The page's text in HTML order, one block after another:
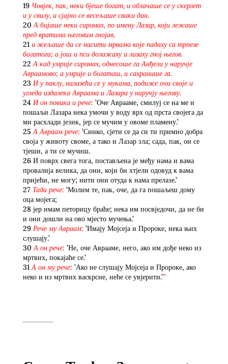
19 Човјек, пак, неки бјеше богат, и облачаше се у скерлет
и у свилу, и сјајно се весељаше сваки дан.
20А бијаше неки сиромах, по имену Лазар, који лежаше
пред вратима његовим гнојав,
21 и жељаше да се насити мрвама које падаху са трпезе
богатога; а још и пси долажаху и лизаху гној његов.
22А кад умрије сиромах, однесоше га Анђели у наручје
Авраамово; а умрије и богаташ, и сахранише га.
23 И у паклу, налазећи се у мукама, подиже очи своје и
угледа издалека Авраама и Лазара у наручју његову.
24 И он повика и рече: ’Оче Аврааме, смилуј се на ме и
пошаљи Лазара нека умочи у воду врх од прста својега да
ми расхлади језик, јер се мучим у овоме пламену.’
25А Авраам рече: ’Синко, сјети се да си ти примио добра
своја у животу своме, а тако и Лазар зла; сада, пак, он се
тјеши, а ти се мучиш.
26 И поврх свега тога, постављена је међу нама и вама
провалија велика, да они, који би хтјели одовуд к вама
пријећи, не могу; нити они отуда к нама прелазе.’
27 Тада рече: ’Молим те, пак, оче, да га пошаљеш дому
оца мојега;
28 јер имам петорицу браће; нека им посвједочи, да не би
и они дошли на ово мјесто мучења.’
29 Рече му Авраам: ’Имају Мојсеја и Пророке, нека њих
слушају.’
30 А он рече: ’Не, оче Аврааме, него, ако им дође неко из
мртвих, покајаће се.’
31А он му рече: ’Ако не слушају Мојсеја и Пророке, ако
неко и из мртвих васкрсне, неће се увјерити.’”